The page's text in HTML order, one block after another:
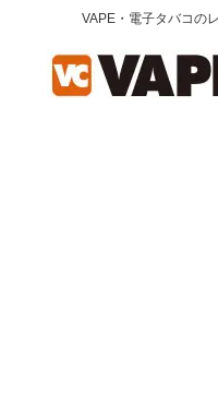
VAPE・電子タバコの